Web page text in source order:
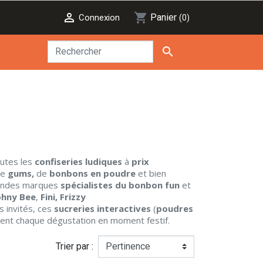
 Connexion shopping_cart Panier (0)

les confiseries ludiques à prix
gums, de bonbons en poudre et bien
marques spécialistes du bonbon fun et
Bee, Fini, Frizzy
invités, ces sucreries interactives (poudres
chaque dégustation en moment festif.
Trier par :